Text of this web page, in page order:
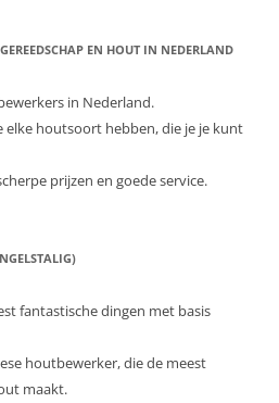
EN HOUT IN NEDERLAND
in Nederland.
elke houtsoort hebben, die je je kunt
prijzen en goede service.
fantastische dingen met basis
houtbewerker, die de meest
maakt.